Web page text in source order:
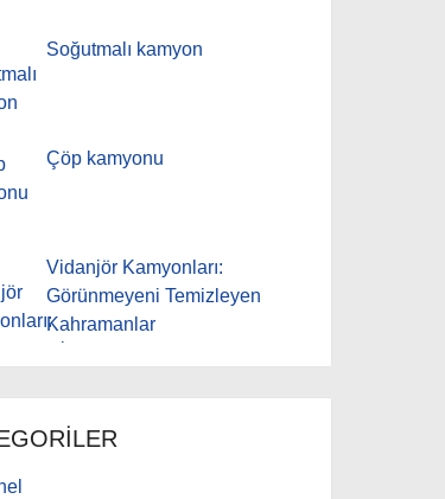
Soğutmalı kamyon
Çöp kamyonu
Vidanjör Kamyonları:
Görünmeyeni Temizleyen
Kahramanlar